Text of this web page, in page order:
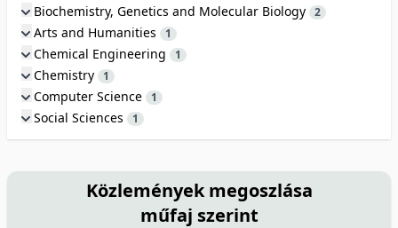
Biochemistry, Genetics and Molecular Biology 2
Arts and Humanities 1
Chemical Engineering 1
Chemistry 1
Computer Science 1
Social Sciences 1
Közlemények megoszlása
műfaj szerint